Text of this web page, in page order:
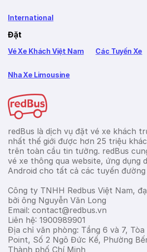
International
Đặt
Vé Xe Khách Việt Nam Các Tuyến Xe
Nha Xe Limousine
redBus là dịch vụ đặt vé xe khách
nhất thế giới được hơn 25 triệu
trên toàn cầu tin tưởng. redBus
vé xe thông qua website, ứng dụng
Android cho tất cả các tuyến đường
Công ty TNHH Redbus Việt Nam,
bởi ông Nguyễn Văn Long
Email: contact@redbus.vn
Liên hệ: 1900989901
Địa chỉ văn phòng: Tầng 6 và 7, Tòa
Point, Số 2 Ngô Đức Kế, Phường
Thành phố Chí Minh